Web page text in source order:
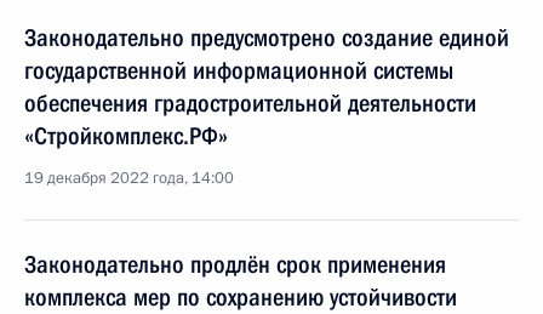
Законодательно предусмотрено создание единой
государственной информационной системы
обеспечения градостроительной деятельности
«Стройкомплекс.РФ»
19 декабря 2022 года, 14:00
Законодательно продлён срок применения
комплекса мер по сохранению устойчивости